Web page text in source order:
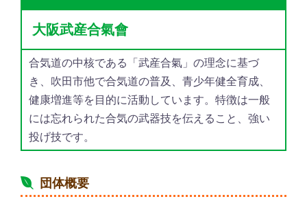
大阪武産合氣會
合気道の中核である「武産合氣」の理念に基づ
き、吹田市他で合気道の普及、青少年健全育成、
健康増進等を目的に活動しています。特徴は一般
には忘れられた合気の武器技を伝えること、強い
投げ技です。
団体概要